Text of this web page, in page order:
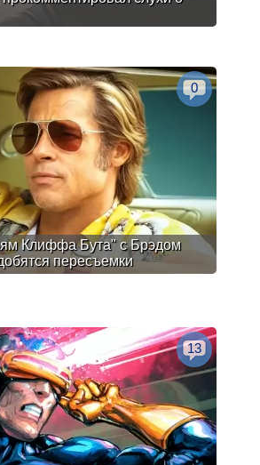
Клиффа Бута" с Брэдом
пересъемки
0
13